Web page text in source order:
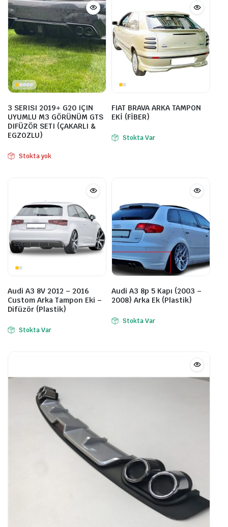
3 SERISI 2019+ G20 IÇIN
UYUMLU M3 GÖRÜNÜM GTS
DIFÜZÖR SETI (ÇAKARLI &
EGZOZLU)
Stokta yok
FIAT BRAVA ARKA TAMPON
EKİ (FİBER)
Stokta Var
Audi A3 8V 2012 – 2016
Custom Arka Tampon Eki –
Difüzör (Plastik)
Stokta Var
Audi A3 8p 5 Kapı (2003 –
2008) Arka Ek (Plastik)
Stokta Var